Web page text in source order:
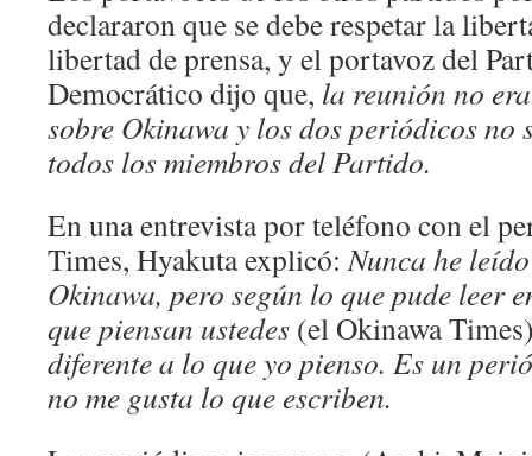
declararon que se debe respetar la
libertad de prensa, y el portavoz del
Democrático dijo que, la reunión no
sobre Okinawa y los dos periódicos no
todos los miembros del Partido.
En una entrevista por teléfono con el
Times, Hyakuta explicó: Nunca he
Okinawa, pero según lo que pude leer
que piensan ustedes (el Okinawa
diferente a lo que yo pienso. Es un
no me gusta lo que escriben.